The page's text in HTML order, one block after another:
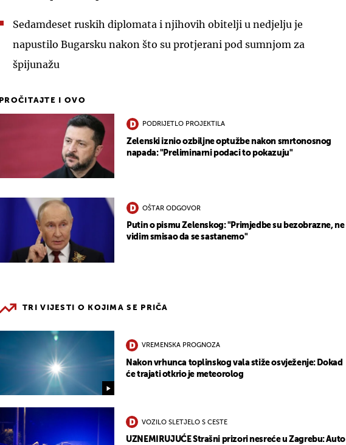
Sedamdeset ruskih diplomata i njihovih obitelji u nedjelju je
napustilo Bugarsku nakon što su protjerani pod sumnjom za
špijunažu
PROČITAJTE I OVO
PODRIJETLO PROJEKTILA
Zelenski iznio ozbiljne optužbe nakon smrtonosnog
napada: "Preliminarni podaci to pokazuju"
OŠTAR ODGOVOR
Putin o pismu Zelenskog: "Primjedbe su bezobrazne, ne
vidim smisao da se sastanemo"
TRI VIJESTI O KOJIMA SE PRIČA
VREMENSKA PROGNOZA
Nakon vrhunca toplinskog vala stiže osvježenje: Dokad
će trajati otkrio je meteorolog
VOZILO SLETJELO S CESTE
UZNEMIRUJUĆE Strašni prizori nesreće u Zagrebu: Auto